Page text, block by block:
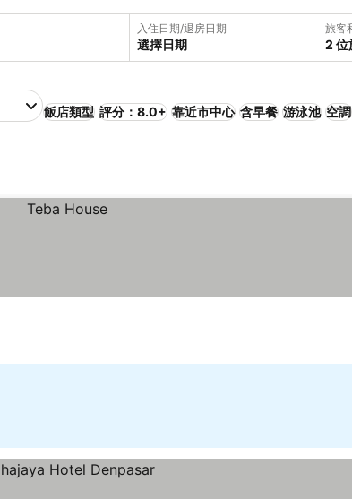
入住日期/退房日期
選擇日期
旅客
2 位
飯店類型 評分：8.0+ 靠近市中心 含早餐 游泳池 空調